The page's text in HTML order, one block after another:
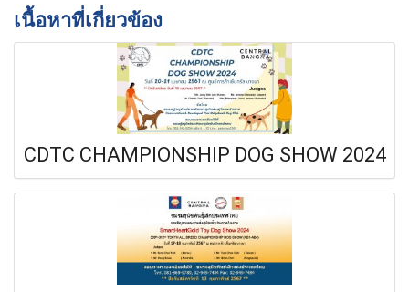
เนื้อหาที่เกี่ยวข้อง
CDTC CHAMPIONSHIP DOG SHOW 2024